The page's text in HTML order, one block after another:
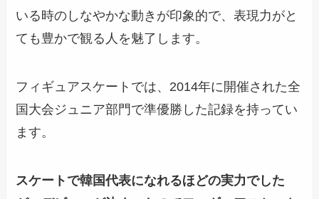
いる時のしなやかな動きが印象的で、表現力がと
ても豊かで観る人を魅了します。
フィギュアスケート では、2014年に開催された全
国大会ジュニア部門で準優勝した記録を持ってい
ます。
スケートで韓国代表になれるほどの実力でした